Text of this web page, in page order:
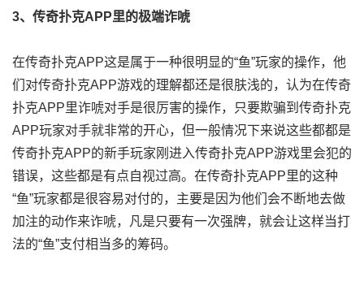
3、传奇扑克APP里的极端诈唬
在传奇扑克APP这是属于一种很明显的“鱼”玩家的操作，他
们对传奇扑克APP游戏的理解都还是很肤浅的，认为在传奇
扑克APP里诈唬对手是很厉害的操作，只要欺骗到传奇扑克
APP玩家对手就非常的开心，但一般情况下来说这些都都是
传奇扑克APP的新手玩家刚进入传奇扑克APP游戏里会犯的
错误，这些都是有点自视过高。在传奇扑克APP里的这种
“鱼”玩家都是很容易对付的，主要是因为他们会不断地去做
加注的动作来诈唬，凡是只要有一次强牌，就会让这样当打
法的“鱼”支付相当多的筹码。